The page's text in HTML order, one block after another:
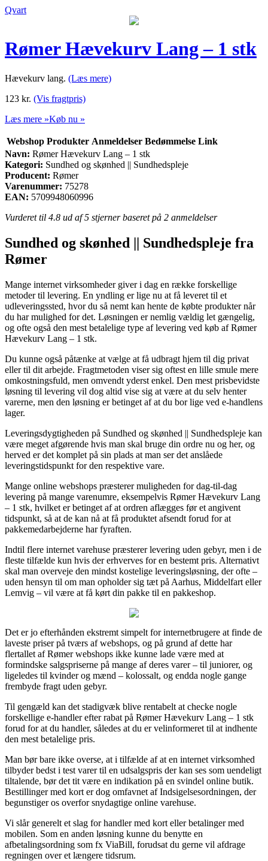
Qvart
Rømer Hævekurv Lang – 1 stk
Hævekurv lang. (Læs mere)
123 kr. (Vis fragtpris)
Læs mere »Køb nu »
Webshop Produkter Anmeldelser Bedømmelse Link
Navn: Rømer Hævekurv Lang – 1 stk
Kategori: Sundhed og skønhed || Sundhedspleje
Producent: Rømer
Varenummer: 75278
EAN: 5709948060996
Vurderet til 4.8 ud af 5 stjerner baseret på 2 anmeldelser
Sundhed og skønhed || Sundhedspleje fra
Rømer
Mange internet virksomheder giver i dag en række forskellige
metoder til levering. En yndling er lige nu at få leveret til et
udleveringssted, hvor du så nemt kan hente de købte produkter når
du har mulighed for det. Løsningen er nemlig vældig let gængelig,
og ofte også den mest betalelige type af levering ved køb af Rømer
Hævekurv Lang – 1 stk.
Du kunne også påtænke at vælge at få udbragt hjem til dig privat
eller til dit arbejde. Fragtmetoden viser sig oftest en lille smule mere
omkostningsfuld, men omvendt yderst enkel. Den mest prisbevidste
løsning til levering vil dog altid vise sig at være at du selv henter
varerne, men den løsning er betinget af at du bor lige ved e-handlens
lager.
Leveringsdygtigheden på Sundhed og skønhed || Sundhedspleje kan
være meget afgørende hvis man skal bruge din ordre nu og her, og
herved er det komplet på sin plads at man ser det anslåede
leveringstidspunkt for den respektive vare.
Mange online webshops præsterer muligheden for dag-til-dag
levering på mange varenumre, eksempelvis Rømer Hævekurv Lang
– 1 stk, hvilket er betinget af at ordren aflægges før et angivent
tidspunkt, så at de kan nå at få produktet afsendt forud for at
pakkemedarbejderne har fyraften.
Indtil flere internet varehuse præsterer levering uden gebyr, men i de
fleste tilfælde kun hvis der erhverves for en bestemt pris. Alternativt
skal man overveje den mindst kostelige leveringsløsning, der ofte –
uden hensyn til om man opholder sig tæt på Aarhus, Middelfart eller
Lemvig – vil være at få kørt din pakke til en pakkeshop.
Det er jo efterhånden ekstremt simpelt for internetbrugere at finde de
laveste priser på tværs af webshops, og på grund af dette har
flertallet af Rømer webshops ikke kunne lade være med at
formindske salgspriserne på mange af deres varer – til juniorer, og
ligeledes til kvinder og mænd – kolossalt, og endda nogle gange
frembyde fragt uden gebyr.
Til gengæld kan det stadigvæk blive rentabelt at checke nogle
forskellige e-handler efter rabat på Rømer Hævekurv Lang – 1 stk
forud for at du handler, således at du er velinformeret til at indhente
den mest betalelige pris.
Man bør bare ikke overse, at i tilfælde af at en internet virksomhed
tilbyder bedst i test varer til en udsalgspris der kan ses som uendeligt
tiltalende, bør det tit være en indikation på en svindel online butik.
Bestillinger med kort er dog omfavnet af Indsigelsesordningen, der
begunstiger os overfor snydagtige online varehuse.
Vi slår generelt et slag for handler med kort eller betalinger med
mobilen. Som en anden løsning kunne du benytte en
afbetalingsordning som fx ViaBill, forudsat du gerne vil afdrage
regningen over et længere tidsrum.